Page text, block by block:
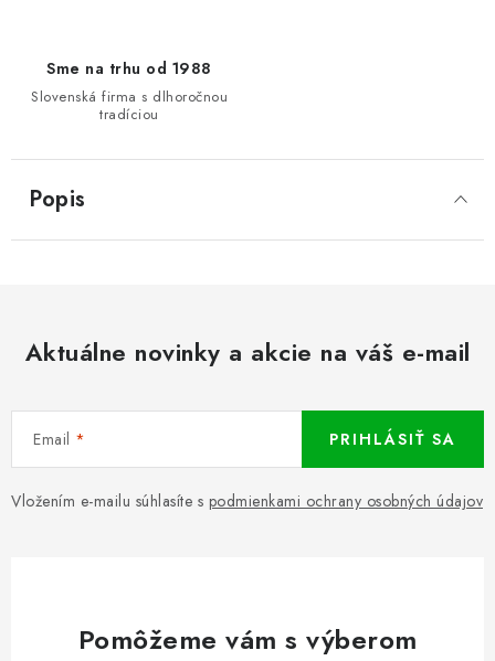
Sme na trhu od 1988
Slovenská firma s dlhoročnou
tradíciou
Popis
Aktuálne novinky a akcie na váš e-mail
Email
Vložením e-mailu súhlasíte s podmienkami ochrany osobných údajov
PRIHLÁSIŤ SA
Pomôžeme vám s výberom